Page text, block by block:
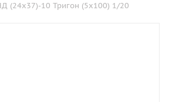
(24х37)-10 Тригон (5х100) 1/20